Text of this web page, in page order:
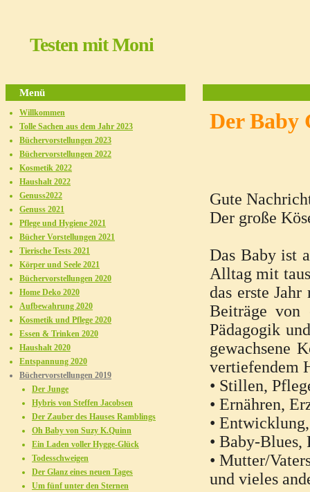
Testen mit Moni
Der Baby
Gute
Der große
Das Baby ist
Alltag mit
das erste
Beiträge von
Pädagogik
gewachsene
vertiefendem
• Stillen,
• Ernähren,
•
• Baby-Blues,
• Mutter/
und vieles
Menü
Willkommen
Tolle Sachen aus dem Jahr 2023
Büchervorstellungen 2023
Büchervorstellungen 2022
Kosmetik 2022
Haushalt 2022
Genuss2022
Genuss 2021
Pflege und Hygiene 2021
Bücher Vorstellungen 2021
Tierische Tests 2021
Körper und Seele 2021
Büchervorstellungen 2020
Home Deko 2020
Aufbewahrung 2020
Kosmetik und Pflege 2020
Essen & Trinken 2020
Haushalt 2020
Entspannung 2020
Büchervorstellungen 2019
Der Junge
Hybris von Steffen Jacobsen
Der Zauber des Hauses Ramblings
Oh Baby von Suzy K.Quinn
Ein Laden voller Hygge-Glück
Todesschweigen
Der Glanz eines neuen Tages
Um fünf unter den Sternen